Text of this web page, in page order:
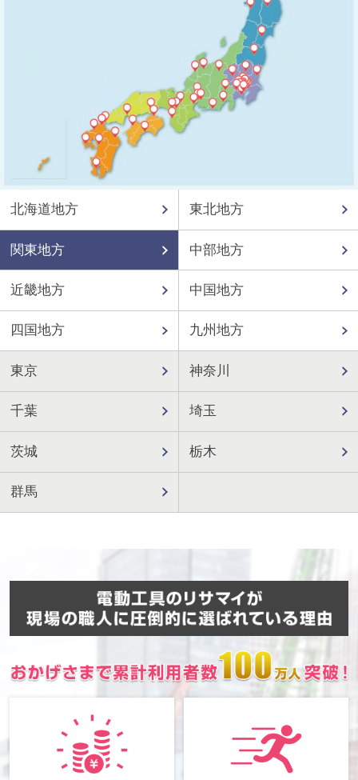
北海道地方 東北地方
関東地方 中部地方
近畿地方 中国地方
四国地方 九州地方
東京 神奈川
千葉 埼玉
茨城 栃木
群馬